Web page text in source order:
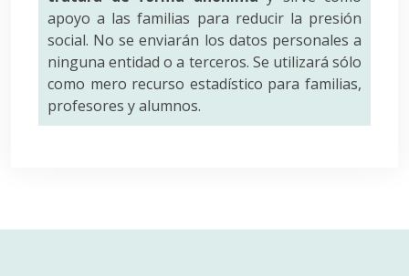
apoyo a las familias para reducir la presión
social. No se enviarán los datos personales a
ninguna entidad o a terceros. Se utilizará sólo
como mero recurso estadístico para familias,
profesores y alumnos.